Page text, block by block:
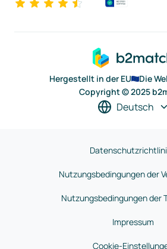
Hergestellt in der EU
Die
Copyright © 2025
Deutsch
Nutzungsbedingungen der
Nutzungsbedingungen der
Impressum
Cookie-